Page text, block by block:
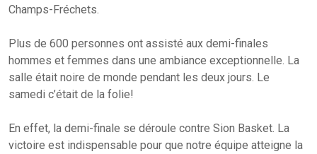
Champs-Fréchets.
Plus de 600 personnes ont assisté aux demi-finales
hommes et femmes dans une ambiance exceptionnelle. La
salle était noire de monde pendant les deux jours. Le
samedi c’était de la folie!
En effet, la demi-finale se déroule contre Sion Basket. La
victoire est indispensable pour que notre équipe atteigne la